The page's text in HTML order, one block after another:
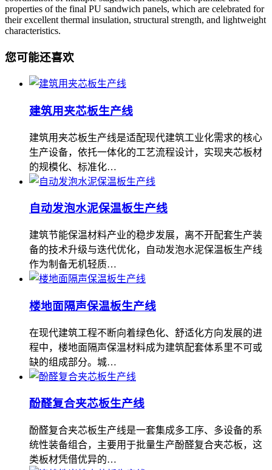
properties of the final PU sandwich panels, which are celebrated for
their excellent thermal insulation, structural strength, and lightweight
characteristics.
您可能还喜欢
建筑用夹芯板生产线
建筑用夹芯板生产线是适配现代建筑工业化需求的核心
生产设备，依托一体化的工艺流程设计，实现夹芯板材
的规模化、标准化…
自动发泡水泥保温板生产线
建筑节能保温材料产业的稳步发展，离不开配套生产装
备的技术升级与迭代优化，自动发泡水泥保温板生产线
作为制备无机轻质…
楼地面隔声保温板生产线
在现代建筑工程不断向着绿色化、舒适化方向发展的进
程中，楼地面隔声保温材料成为建筑配套体系里不可或
缺的组成部分。城…
酚醛复合夹芯板生产线
酚醛复合夹芯板生产线是一套集成多工序、多设备的系
统性装备组合，主要用于批量生产酚醛复合夹芯板，这
类板材凭借优异的…